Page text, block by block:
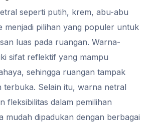
seperti putih, krem, abu-abu
menjadi pilihan yang populer untuk
luas pada ruangan. Warna-
sifat reflektif yang mampu
sehingga ruangan tampak
terbuka. Selain itu, warna netral
fleksibilitas dalam pemilihan
mudah dipadukan dengan berbagai